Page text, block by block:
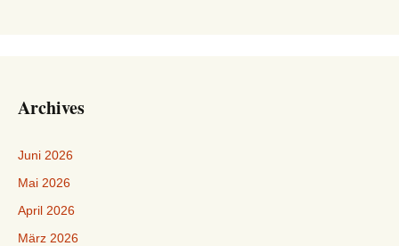
Archives
Juni 2026
Mai 2026
April 2026
März 2026